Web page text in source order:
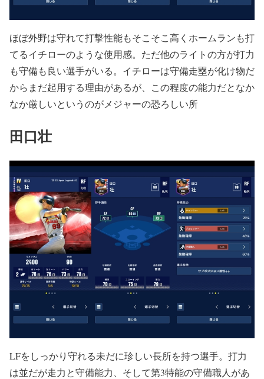
ほぼ外野は守れて打撃性能もそこそこ高くホームランも打
てるイチローのような使用感。ただ他のライトの方が打力
も守備も良い選手がいる。イチローは守備走塁が化け物だ
からまだ起用する理由があるが、この程度の能力だとなか
なか厳しいというのがメジャーの恐ろしい所
田口壮
LFをしっかり守れる未だに珍しい長所を持つ選手。打力
は並だが走力と守備能力、そして第3特能の守備職人があ